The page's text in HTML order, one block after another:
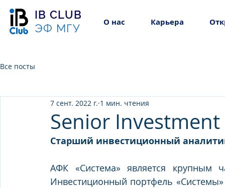
IB CLUB
ЭФ МГУ
О нас Карьера
Все посты
Senior
7 сент. 2022 г. 1 мин. чтения
Старший инвестиционный
АФК «Система» является крупным
Инвестиционный портфель